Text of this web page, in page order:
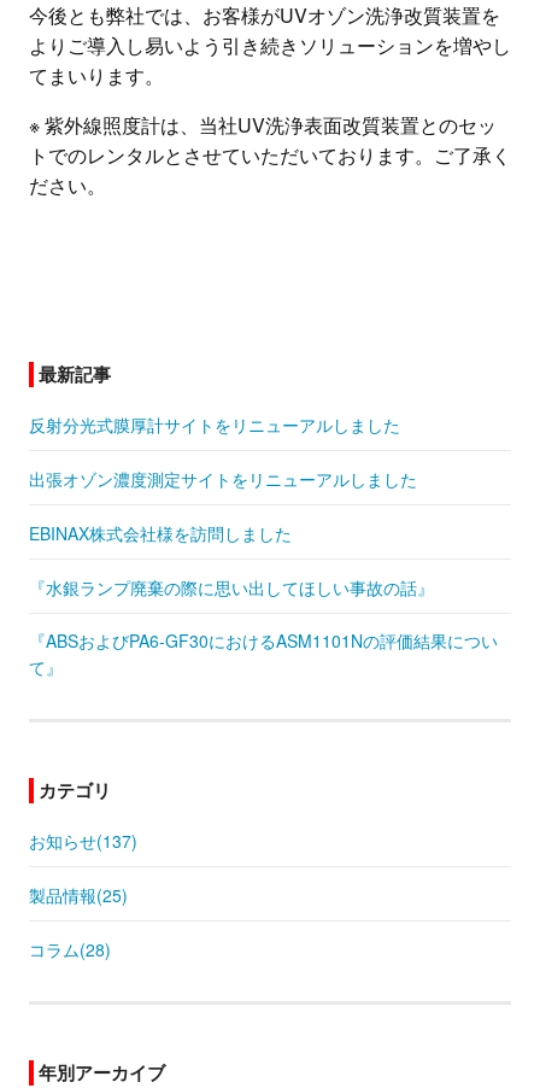
今後とも弊社では、お客様がUVオゾン洗浄改質装置を
よりご導入し易いよう引き続きソリューションを増やし
てまいります。
※ 紫外線照度計は、当社UV洗浄表面改質装置とのセッ
トでのレンタルとさせていただいております。ご了承く
ださい。
最新記事
反射分光式膜厚計サイトをリニューアルしました
出張オゾン濃度測定サイトをリニューアルしました
EBINAX株式会社様を訪問しました
『水銀ランプ廃棄の際に思い出してほしい事故の話』
『ABSおよびPA6-GF30におけるASM1101Nの評価結果につい
て』
カテゴリ
お知らせ(137)
製品情報(25)
コラム(28)
年別アーカイブ